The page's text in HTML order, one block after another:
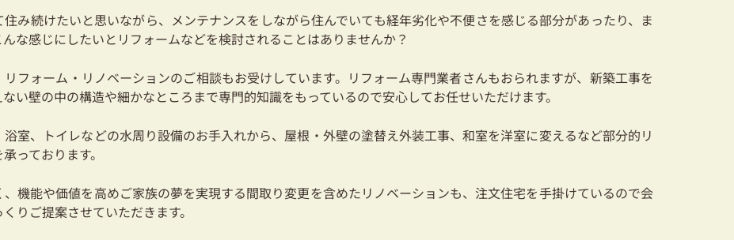
み続けたいと思いながら、メンテナンスをしながら住んでいても経年劣化や不便さを感じる部分があったり、ま
な感じにしたいとリフォームなどを検討されることはありませんか？
フォーム・リノベーションのご相談もお受けしています。リフォーム専門業者さんもおられますが、新築工事を
い壁の中の構造や細かなところまで専門的知識をもっているので安心してお任せいただけます。
室、トイレなどの水周り設備のお手入れから、屋根・外壁の塗替え外装工事、和室を洋室に変えるなど部分的リ
っております。
機能や価値を高めご家族の夢を実現する間取り変更を含めたリノベーションも、注文住宅を手掛けているので会
りご提案させていただきます。